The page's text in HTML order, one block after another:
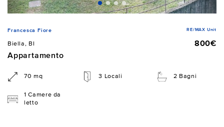
Francesca Fiore RE/MAX Unit
Biella, BI
800€
Appartamento
70 mq 3 Locali 2 Bagni
1 Camere da
letto